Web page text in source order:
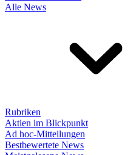
Alle News
Rubriken
Aktien im Blickpunkt
Ad hoc-Mitteilungen
Bestbewertete News